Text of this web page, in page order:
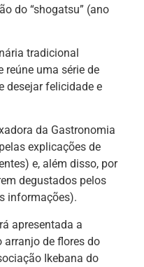
do “shogatsu” (ano
tradicional
reúne uma série de
desejar felicidade e
da Gastronomia
explicações de
e, além disso, por
degustados pelos
informações).
apresentada a
arranjo de flores do
Ikebana do